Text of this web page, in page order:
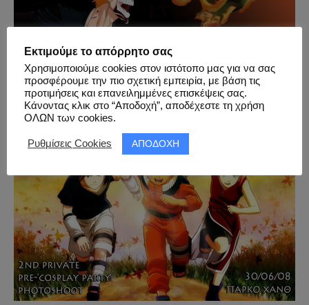
02.05.2008 – 1st Private Pre-‘Cosplay
Party’ Photoshoot
Εκτιμούμε το απόρρητο σας
Χρησιμοποιούμε cookies στον ιστότοπο μας για να σας
προσφέρουμε την πιο σχετική εμπειρία, με βάση τις
προτιμήσεις και επανειλημμένες επισκέψεις σας.
Κάνοντας κλικ στο “Αποδοχή”, αποδέχεστε τη χρήση
ΟΛΩΝ των cookies.
Ρυθμίσεις Cookies ΑΠΟΔΟΧΗ